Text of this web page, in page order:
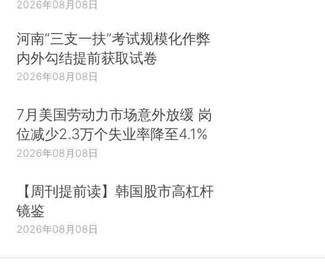
2026年08月08日
河南“三支一扶”考试规模化作弊
内外勾结提前获取试卷
2026年08月08日
7月美国劳动力市场意外放缓 岗
位减少2.3万个失业率降至4.1%
2026年08月08日
【周刊提前读】韩国股市高杠杆
镜鉴
2026年08月08日